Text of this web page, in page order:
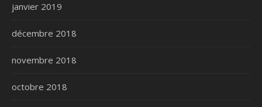
janvier 2019
décembre 2018
novembre 2018
octobre 2018